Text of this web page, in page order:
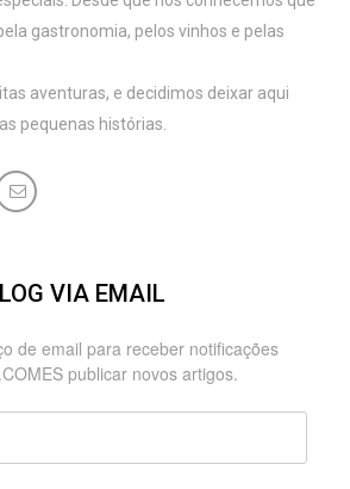
gastronomia, pelos vinhos e pelas
aventuras, e decidimos deixar aqui
pequenas histórias.
VIA EMAIL
de email para receber notificações
publicar novos artigos.